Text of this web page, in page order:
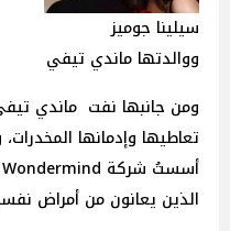
سيلينا جوميز
ووالدتها ماندي تيفي
ومن جانبها نفت ماندي
الذين يعانون من أمراض